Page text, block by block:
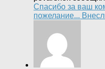
Спасибо за ваш
пожелание...